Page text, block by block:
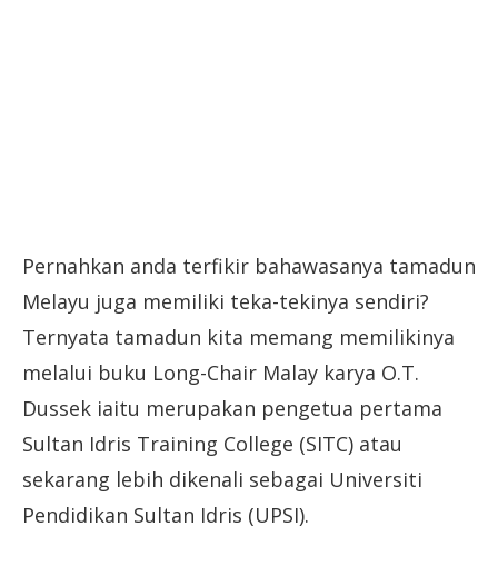
Pernahkan anda terfikir bahawasanya tamadun
Melayu juga memiliki teka-tekinya sendiri?
Ternyata tamadun kita memang memilikinya
melalui buku Long-Chair Malay karya O.T.
Dussek iaitu merupakan pengetua pertama
Sultan Idris Training College (SITC) atau
sekarang lebih dikenali sebagai Universiti
Pendidikan Sultan Idris (UPSI).